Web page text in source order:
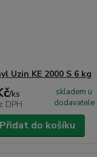
Uzin KE 2000 S 6 kg
/ks
DPH
skladem u
dodavatele
Přidat do košíku